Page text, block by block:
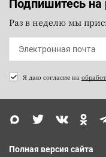
Подпишитесь на
Раз в неделю мы
Я даю согласие на
Полная версия сайта